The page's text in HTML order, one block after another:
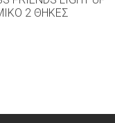
2 ΘΉΚΕΣ